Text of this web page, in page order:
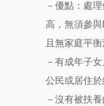
－優點：處
高，無須參與
且無家庭平
－有成年子
公民或居住
－沒有被扶